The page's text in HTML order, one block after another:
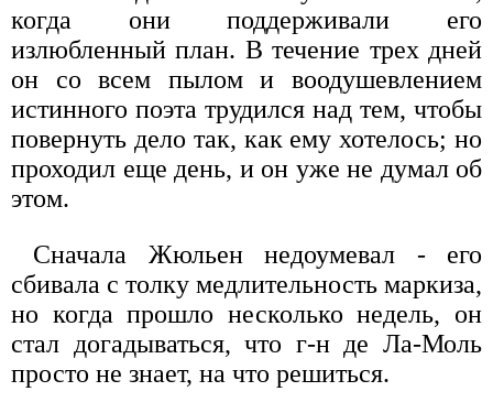
когда они поддерживали его
излюбленный план. В течение трех дней
он со всем пылом и воодушевлением
истинного поэта трудился над тем, чтобы
повернуть дело так, как ему хотелось; но
проходил еще день, и он уже не думал об
этом.
Сначала Жюльен недоумевал - его
сбивала с толку медлительность маркиза,
но когда прошло несколько недель, он
стал догадываться, что г-н де Ла-Моль
просто не знает, на что решиться.